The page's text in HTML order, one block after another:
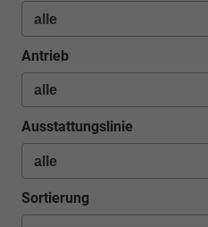
Antrieb
Ausstattungslinie
Sortierung